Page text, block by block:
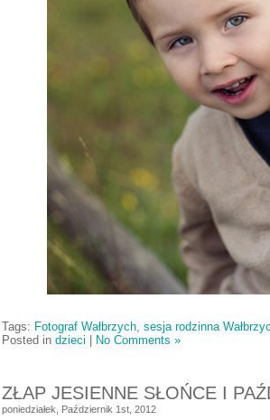
Tags: Fotograf Wałbrzych, sesja rodzinna
Posted in dzieci No Comments »
ZŁAP JESIENNE SŁOŃCE I
poniedziałek, Październik 1st, 2012